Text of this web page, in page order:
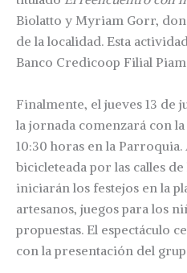
Biolatto y Myriam Gorr,
de la localidad. Esta
Banco Credicoop Filial
Finalmente, el jueves 13 de
la jornada comenzará con
10:30 horas en la
bicicleteada por las calles
iniciarán los festejos en la
artesanos, juegos para los
propuestas. El espectáculo
con la presentación del